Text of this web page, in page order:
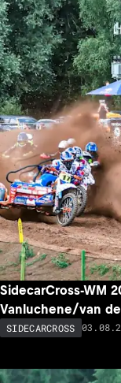
SidecarCross-WM
Vanluchene/van
SIDECARCROSS